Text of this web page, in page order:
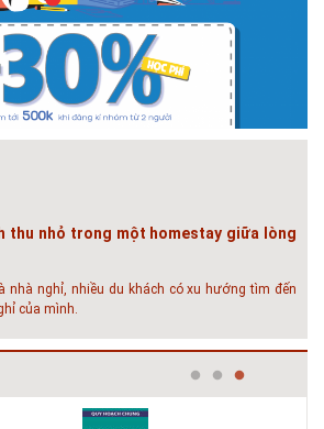
chất lượng cao tại Hà Nội và TP Hồ
lượng cao – công nghệ mới nhất tại Châu Âu
tại Việt Nam” được tổ chức bởi HOUSELINK
26/06/2018 tại Khách sạn Pan Pacific, Hà Nội
thu nhỏ trong một homestay giữa lòng
nhà nghỉ, nhiều du khách có xu hướng tìm đến
của mình.
kỹ thuật hạ tầng và môi trường đô thị
học 2025 Khoa kỹ thuật hạ tầng và môi trường